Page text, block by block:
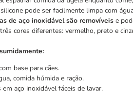
pode ser facilmente limpa com
de aço inoxidável são removíveis e
cores diferentes: vermelho, preto e
base para cães.
comida húmida e ração.
em aço inoxidável fáceis de lavar.